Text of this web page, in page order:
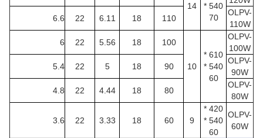
540 *
70
14
OLPV-
110W
110
18
6.11
22
6.6
OLPV-
100W
610 *
540 *
60
10
100
18
5.56
22
6
OLPV-
90W
90
18
5
22
5.4
OLPV-
80W
80
18
4.44
22
4.8
OLPV-
60W
420 *
540 *
60
9
60
18
3.33
22
3.6